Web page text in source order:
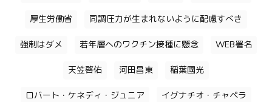
厚生労働省 同調圧力が生まれないように配慮すべき
強制はダメ 若年層へのワクチン接種に懸念 WEB署名
天笠啓佑 河田昌東 稲葉國光
ロバート・ケネディ・ジュニア イグナチオ・チャペラ